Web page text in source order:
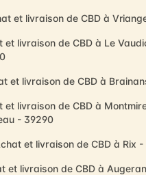
et livraison de CBD à
et livraison de CBD à Le
et livraison de CBD à
et livraison de CBD à
- 39290
et livraison de CBD à Rix
et livraison de CBD à